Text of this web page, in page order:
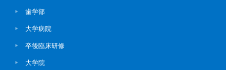
歯学部
大学病院
卒後臨床研修
大学院